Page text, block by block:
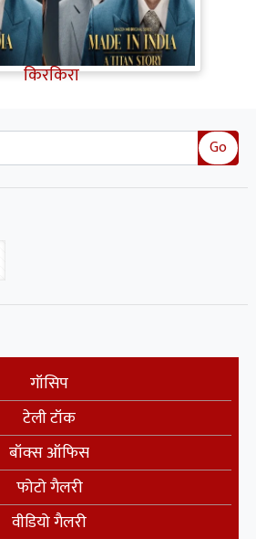
A Titan Story Review:
दमदार कहानी, फिर भी इन
Titan Story का मजा किया
किरकिरा
Go
गॉसिप
टेली टॉक
बॉक्स ऑफिस
फोटो गैलरी
वीडियो गैलरी